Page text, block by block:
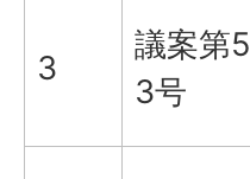
3
議案第5
3号